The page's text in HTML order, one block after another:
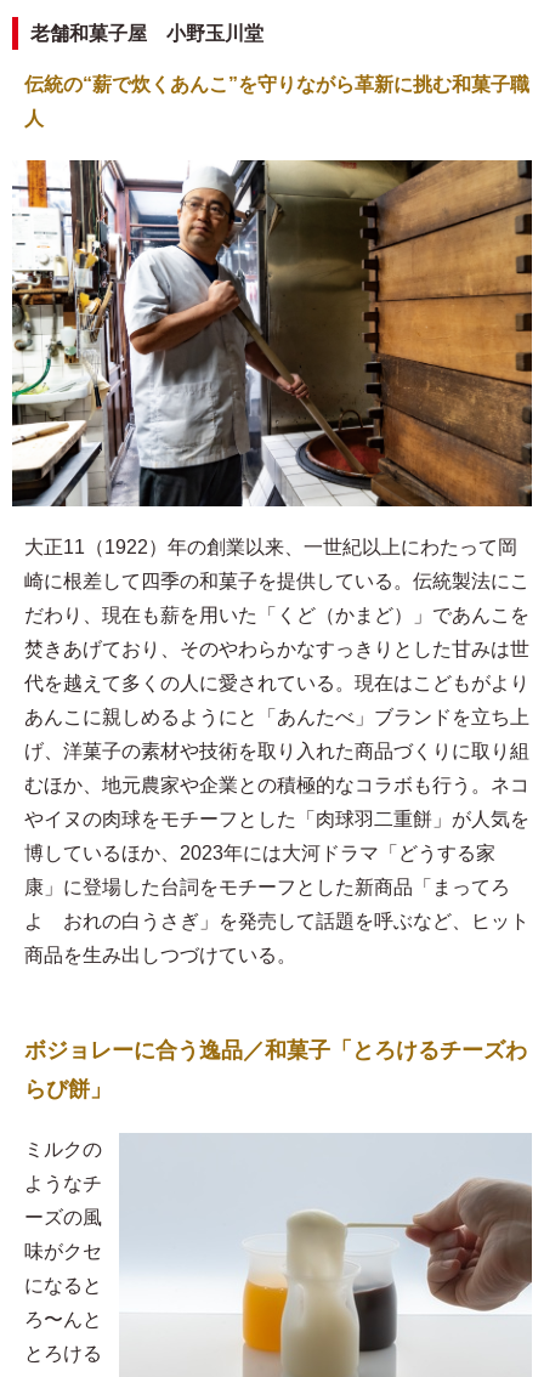
老舗和菓子屋 小野玉川堂
伝統の“薪で炊くあんこ”を守りながら革新に挑む和菓子職
人
大正11（1922）年の創業以来、一世紀以上にわたって岡
崎に根差して四季の和菓子を提供している。伝統製法にこ
だわり、現在も薪を用いた「くど（かまど）」であんこを
焚きあげており、そのやわらかなすっきりとした甘みは世
代を越えて多くの人に愛されている。現在はこどもがより
あんこに親しめるようにと「あんたべ」ブランドを立ち上
げ、洋菓子の素材や技術を取り入れた商品づくりに取り組
むほか、地元農家や企業との積極的なコラボも行う。ネコ
やイヌの肉球をモチーフとした「肉球羽二重餅」が人気を
博しているほか、2023年には大河ドラマ「どうする家
康」に登場した台詞をモチーフとした新商品「まってろ
よ おれの白うさぎ」を発売して話題を呼ぶなど、ヒット
商品を生み出しつづけている。
ボジョレーに合う逸品／和菓子「とろけるチーズわ
らび餅」
​ミルクの
ようなチ
ーズの風
味がクセ
になると
ろ〜んと
とろける